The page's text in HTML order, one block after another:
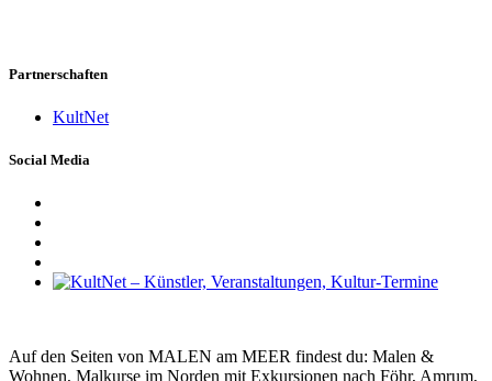
Partnerschaften
KultNet
Social Media
Auf den Seiten von MALEN am MEER findest du: Malen &
Wohnen, Malkurse im Norden mit Exkursionen nach Föhr, Amrum,